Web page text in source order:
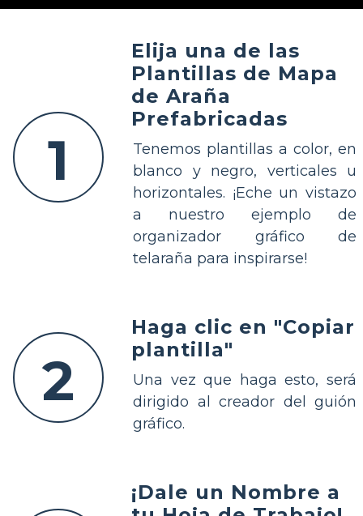
1
Elija una de las
Plantillas de Mapa
de Araña
Prefabricadas
Tenemos plantillas a color, en
blanco y negro, verticales u
horizontales. ¡Eche un vistazo
a nuestro ejemplo de
organizador gráfico de
telaraña para inspirarse!
2
Haga clic en "Copiar
plantilla"
Una vez que haga esto, será
dirigido al creador del guión
gráfico.
¡Dale un Nombre a